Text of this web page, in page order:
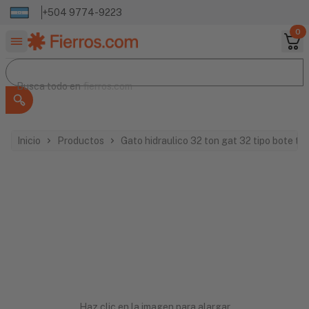
+504 9774-9223
0
Buscar productos
Busca todo en
Busca todo enfierros.com
Inicio Productos Gato hidraulico 32 ton gat 32 tipo bote